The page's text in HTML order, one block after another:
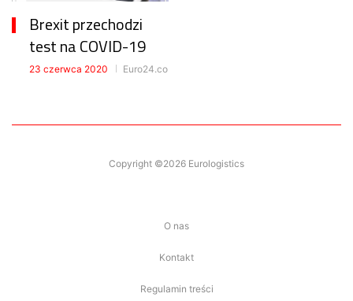
Brexit przechodzi
test na COVID-19
23 czerwca 2020 Euro24.co
Copyright ©2026 Eurologistics
O nas
Kontakt
Regulamin treści